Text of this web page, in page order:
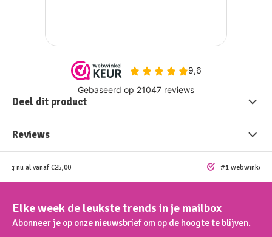
Deel dit product
Reviews
nu al vanaf €25,00 #1 webwinkel
Elke week de leukste trends in je mailbox
Abonneer je op onze nieuwsbrief om op de hoogte te blijven.